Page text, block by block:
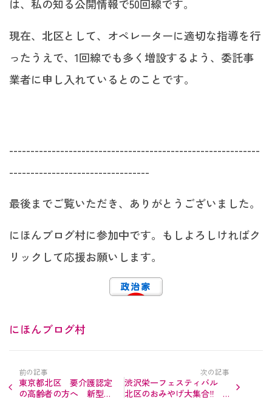
は、私の知る公開情報で50回線です。
現在、北区として、オペレーターに適切な指導を行
ったうえで、1回線でも多く増設するよう、委託事
業者に申し入れているとのことです。
-----------------------------------------------------------
---------------------------------
最後までご覧いただき、ありがとうございました。
にほんブログ村に参加中です。もしよろしければク
リックして応援お願いします。
にほんブログ村
前の記事
東京都北区 要介護認定
の高齢者の方へ 新型コ
次の記事
渋沢栄一フェスティバル
北区のおみやげ大集合‼︎